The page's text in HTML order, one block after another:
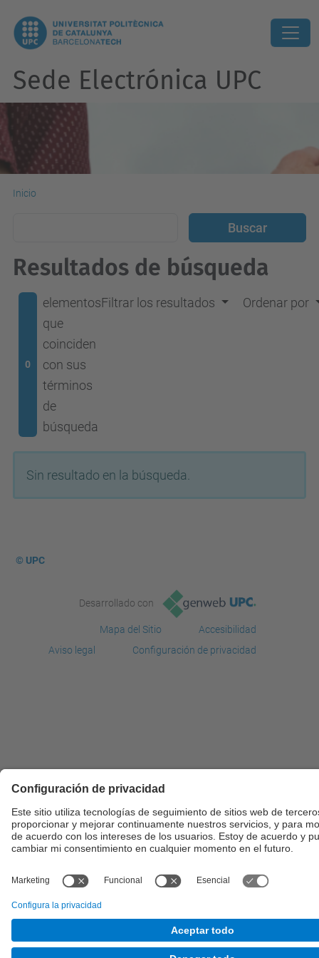
Sede Electrónica UPC
Inicio
Resultados de búsqueda
0
elementos
que
coinciden
con sus
términos
de
búsqueda
Filtrar los resultados Ordenar por
Sin resultado en la búsqueda.
© UPC
Desarrollado con
Mapa del Sitio
Accesibilidad
Aviso legal
Configuración de privacidad